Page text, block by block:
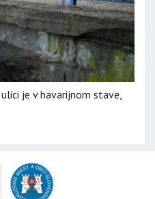
je v havarijnom stave,